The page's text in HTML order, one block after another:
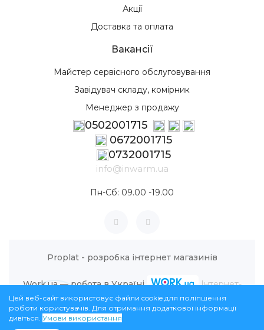
Акції
Доставка та оплата
Вакансії
Майстер сервісного обслуговування
Завідувач складу, комірник
Менеджер з продажу
0502001715
0672001715
0732001715
info@inwarm.ua
Пн-Сб: 09.00 -19.00
Proplat - розробка інтернет магазинів
Work.ua — робота в Україні
Інтернет-
магазин InWarm © 2026
Цей веб-сайт використовує файли cookie для поліпшення
роботи користувачів. Для отримання додаткової інформації
дивіться. Умови використання